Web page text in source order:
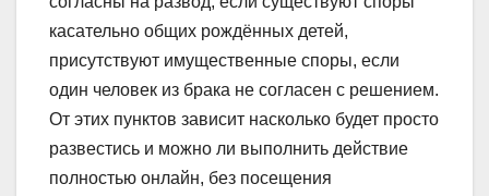
касательно общих рождённых детей,
присутствуют имущественные споры, если
один человек из брака не согласен с решением.
От этих пунктов зависит насколько будет просто
развестись и можно ли выполнить действие
полностью онлайн, без посещения